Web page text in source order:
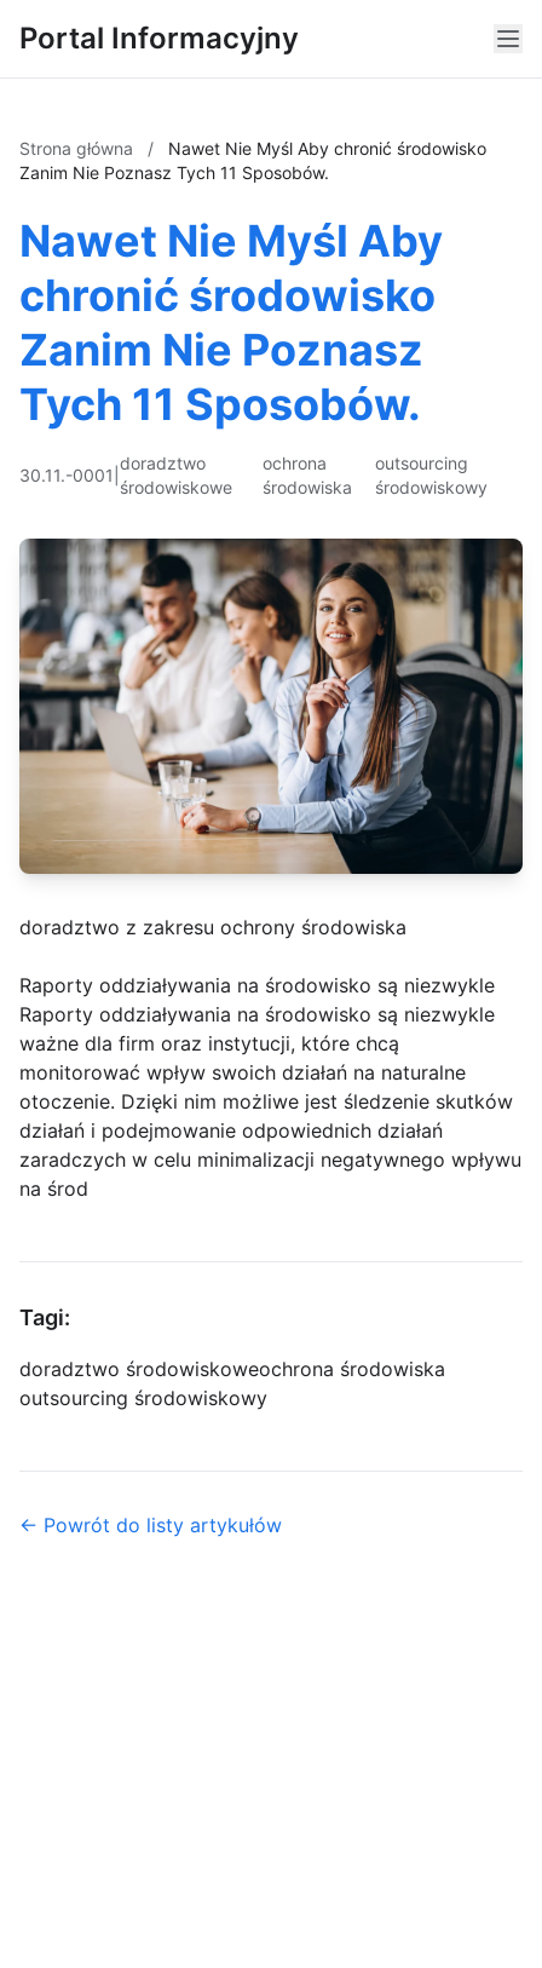
Portal Informacyjny
Strona główna /
Nawet Nie Myśl Aby chronić środowisko
Zanim Nie Poznasz Tych 11 Sposobów.
Nawet Nie Myśl Aby
chronić środowisko
Zanim Nie Poznasz
Tych 11 Sposobów.
30.11.-0001
doradztwo
środowiskowe
ochrona
środowiska
outsourcing
środowiskowy
doradztwo z zakresu ochrony środowiska
Raporty oddziaływania na środowisko są niezwykle
Raporty oddziaływania na środowisko są niezwykle
ważne dla firm oraz instytucji, które chcą
monitorować wpływ swoich działań na naturalne
otoczenie. Dzięki nim możliwe jest śledzenie skutków
działań i podejmowanie odpowiednich działań
zaradczych w celu minimalizacji negatywnego wpływu
na środ
Tagi:
doradztwo środowiskoweochrona środowiska
outsourcing środowiskowy
← Powrót do listy artykułów